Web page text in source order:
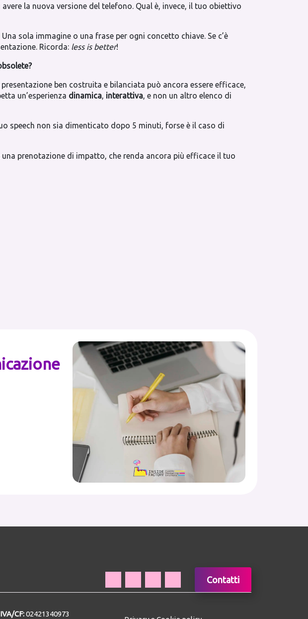
la nuova versione del telefono. Qual è, invece, il tuo obiettivo
sola immagine o una frase per ogni concetto chiave. Se c’è
Ricorda: less is better!
presentazione ben costruita e bilanciata può ancora essere efficace,
un’esperienza dinamica, interattiva, e non un altro elenco di
speech non sia dimenticato dopo 5 minuti, forse è il caso di
prenotazione di impatto, che renda ancora più efficace il tuo
Contatti
CF:02421340973